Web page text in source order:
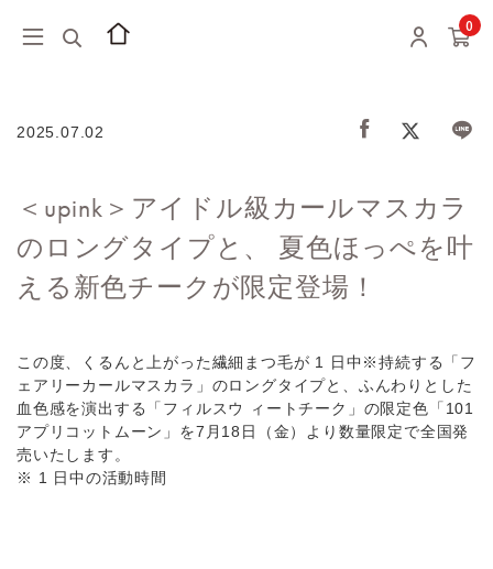
0
2025.07.02
＜upink＞アイドル級カールマスカラ
のロングタイプと、 夏⾊ほっぺを叶
える新⾊チークが限定登場！
この度、くるんと上がった繊細まつ⽑が 1 ⽇中※持続する「フ
ェアリーカールマスカラ」のロングタイプと、ふんわりとした
⾎⾊感を演出する「フィルスウ ィートチーク」の限定⾊「101
アプリコットムーン」を7⽉18⽇（⾦）より数量限定で全国発
売いたします。
※ 1 ⽇中の活動時間